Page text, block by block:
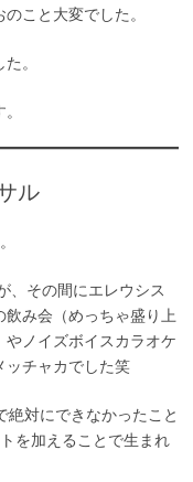
こと大変でした。
。
ル
、その間にエレウシス
み会（めっちゃ盛り上
ノイズボイスカラオケ
ッチャカでした笑
対にできなかったこと
を加えることで生まれ